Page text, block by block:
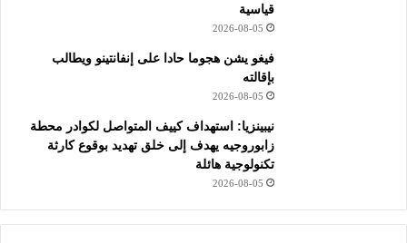
قياسية
2026-08-05
فيغو يشن هجوما حادا على إنفانتينو ويطالب
بإقالته
2026-08-05
نيبينزيا: استهداف كييف المتواصل لكوادر محطة
زابوروجيه يهدف إلى خلق تهديد بوقوع كارثة
تكنولوجية هائلة
2026-08-05